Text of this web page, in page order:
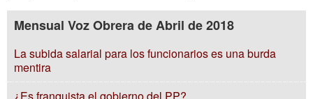
Mensual Voz Obrera de Abril de 2018
La subida salarial para los funcionarios es una burda
mentira